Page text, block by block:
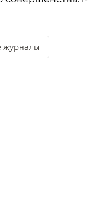
журналы